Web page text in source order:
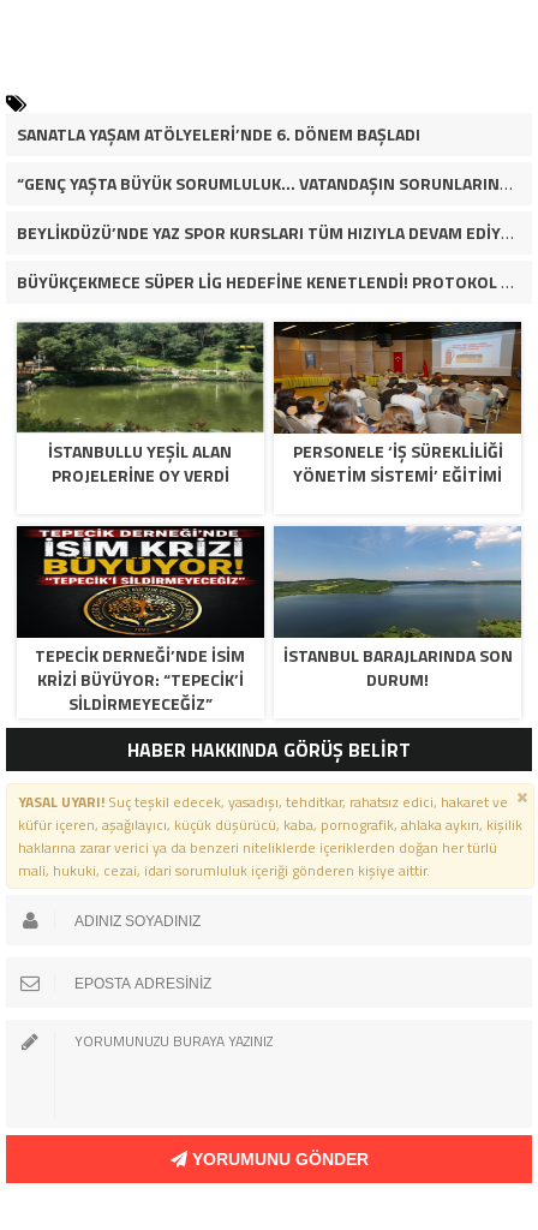
SANATLA YAŞAM ATÖLYELERİ’NDE 6. DÖNEM BAŞLADI
“GENÇ YAŞTA BÜYÜK SORUMLULUK… VATANDAŞIN SORUNLARINA ÇÖZÜM ARIYOR!”
BEYLİKDÜZÜ’NDE YAZ SPOR KURSLARI TÜM HIZIYLA DEVAM EDİYOR
BÜYÜKÇEKMECE SÜPER LİG HEDEFİNE KENETLENDİ! PROTOKOL VE İŞ DÜNYASINDAN BASKETBOL TAKIMINA TAM DESTEK…
İSTANBULLU YEŞİL ALAN
PROJELERİNE OY VERDİ
PERSONELE ‘İŞ SÜREKLİLİĞİ
YÖNETİM SİSTEMİ’ EĞİTİMİ
TEPECİK DERNEĞİ’NDE İSİM
KRİZİ BÜYÜYOR: “TEPECİK’İ
SİLDİRMEYECEĞİZ”
İSTANBUL BARAJLARINDA SON
DURUM!
HABER HAKKINDA GÖRÜŞ BELİRT
YASAL UYARI!Suç teşkil edecek, yasadışı, tehditkar, rahatsız edici, hakaret ve
küfür içeren, aşağılayıcı, küçük düşürücü, kaba, pornografik, ahlaka aykırı, kişilik
haklarına zarar verici ya da benzeri niteliklerde içeriklerden doğan her türlü
mali, hukuki, cezai, idari sorumluluk içeriği gönderen kişiye aittir.
YORUMUNU GÖNDER